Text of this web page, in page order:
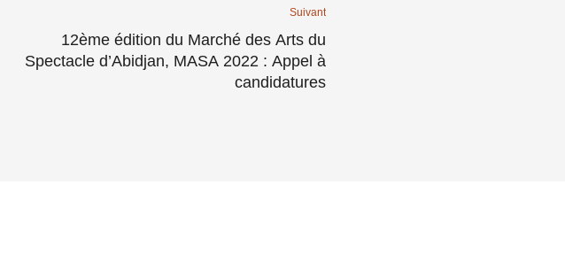
Suivant
12ème édition du Marché des Arts du
Spectacle d’Abidjan, MASA 2022 : Appel à
candidatures